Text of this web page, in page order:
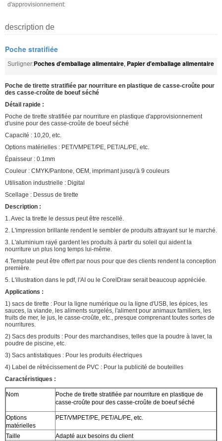
d'approvisionnement:
description de
Poche stratifiée
Surligner:Poches d'emballage alimentaire, Papier d'emballage alimentaire
Poche de tirette stratifiée par nourriture en plastique de casse-croûte pour
des casse-croûte de boeuf séché
Détail rapide :
Poche de tirette stratifiée par nourriture en plastique d'approvisionnement
d'usine pour des casse-croûte de boeuf séché
Capacité : 10,20, etc.
Options matérielles : PET/VMPET/PE, PET/AL/PE, etc.
Épaisseur : 0.1mm
Couleur : CMYK/Pantone, OEM, imprimant jusqu'à 9 couleurs
Utilisation industrielle : Digital
Scellage : Dessus de tirette
Description :
1. Avec la tirette le dessus peut être rescellé.
2. L'impression brillante rendent le sembler de produits attrayant sur le marché.
3. L'aluminium rayé gardent les produits à partir du soleil qui aident la
nourriture un plus long temps lui-même.
4.Template peut être offert par nous pour que des clients rendent la conception
première.
5. L'illustration dans le pdf, l'AI ou le CorelDraw serait beaucoup appréciée.
Applications :
1) sacs de tirette : Pour la ligne numérique ou la ligne d'USB, les épices, les
sauces, la viande, les aliments surgelés, l'aliment pour animaux familiers, les
fruits de mer, le jus, le casse-croûte, etc., presque comprenant toutes sortes de
nourritures.
2) Sacs des produits : Pour des marchandises, telles que la poudre à laver, la
poudre de piscine, etc.
3) Sacs antistatiques : Pour les produits électriques
4) Label de rétrécissement de PVC : Pour la publicité de bouteilles
Caractéristiques :
Nom
Poche de tirette stratifiée par nourriture en plastique de
casse-croûte pour des casse-croûte de boeuf séché
Options
matérielles
PET/VMPET/PE, PET/AL/PE, etc.
Taille Adapté aux besoins du client